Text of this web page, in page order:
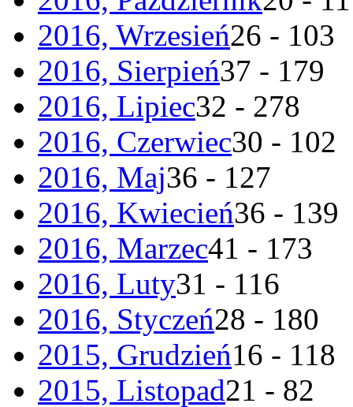
2016, Wrzesień26 - 103
2016, Sierpień37 - 179
2016, Lipiec32 - 278
2016, Czerwiec30 - 102
2016, Maj36 - 127
2016, Kwiecień36 - 139
2016, Marzec41 - 173
2016, Luty31 - 116
2016, Styczeń28 - 180
2015, Grudzień16 - 118
2015, Listopad21 - 82